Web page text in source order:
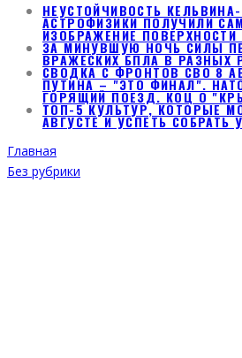
НЕУСТОЙЧИВОСТЬ
АСТРОФИЗИКИ ПОЛУЧИЛИ
ИЗОБРАЖЕНИЕ
ЗА МИНУВШУЮ НОЧЬ СИЛЫ
ВРАЖЕСКИХ БПЛА В РАЗНЫХ
СВОДКА С ФРОНТОВ СВО 8
ПУТИНА – "ЭТО ФИНАЛ".
ГОРЯЩИЙ ПОЕЗД. КОЦ О
ТОП-5 КУЛЬТУР, КОТОРЫЕ
АВГУСТЕ И УСПЕТЬ
Главная
Без рубрики